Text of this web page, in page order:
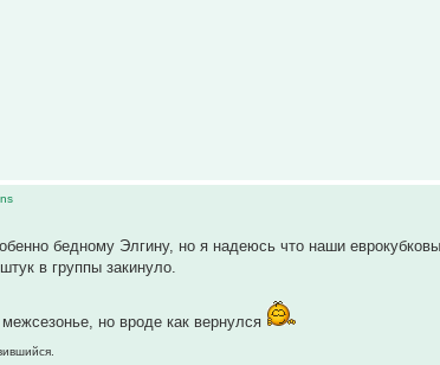
бедному Элгину, но я надеюсь что наши
в группы закинуло.
но вроде как вернулся